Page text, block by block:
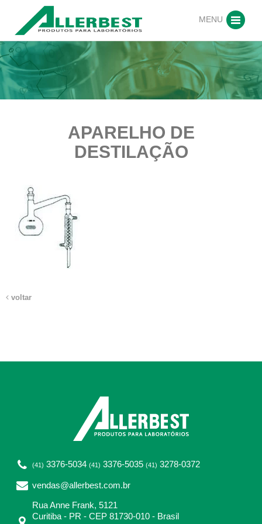
MENU
APARELHO DE
DESTILAÇÃO
voltar
(41) 3376-5034 (41) 3376-5035 (41) 3278-0372
vendas@allerbest.com.br
Rua Anne Frank, 5121
Curitiba - PR - CEP 81730-010 - Brasil